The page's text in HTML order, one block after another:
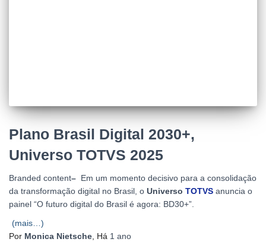
Plano Brasil Digital 2030+,
Universo TOTVS 2025
Branded content– Em um momento decisivo para a consolidação
da transformação digital no Brasil, o Universo TOTVS anuncia o
painel “O futuro digital do Brasil é agora: BD30+”.
(mais…)
Por Monica Nietsche, Há 1 ano